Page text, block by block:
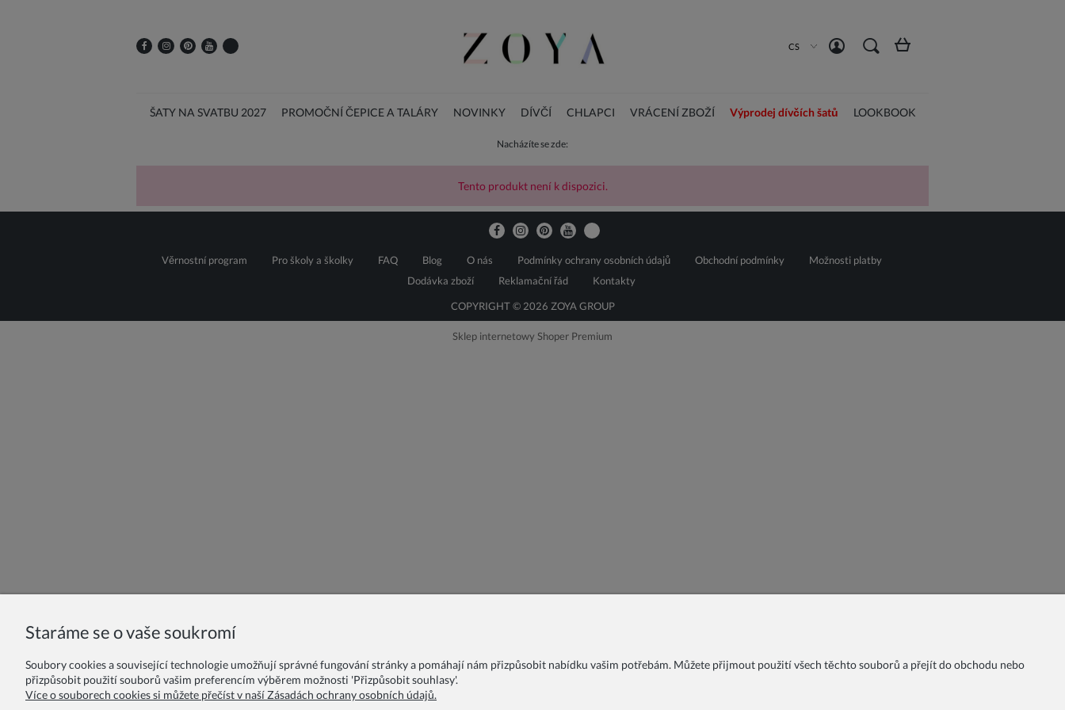
CS
ŠATY NA SVATBU 2027 PROMOČNÍ ČEPICE A TALÁRY NOVINKY DÍVČÍ CHLAPCI VRÁCENÍ ZBOŽÍ Výprodej dívčích šatů LOOKBOOK
Nacházíte se zde:
Tento produkt není k dispozici.
Věrnostní program Pro školy a školky FAQ Blog O nás Podmínky ochrany osobních údajů Obchodní podmínky
Možnosti platby
Dodávka zboží
Reklamační řád
Kontakty
COPYRIGHT © 2026 ZOYA GROUP
Sklep internetowy Shoper Premium
Staráme se o vaše soukromí
Soubory cookies a související technologie umožňují správné fungování stránky a pomáhají nám přizpůsobit nabídku vašim potřebám. Můžete přijmout použití všech těchto souborů a přejít do obchodu nebo
přizpůsobit použití souborů vašim preferencím výběrem možnosti 'Přizpůsobit souhlasy'.
Více o souborech cookies si můžete přečíst v naší Zásadách ochrany osobních údajů.